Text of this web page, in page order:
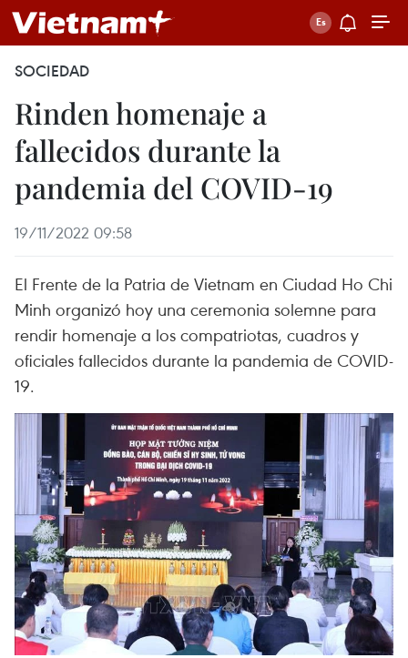
SOCIEDAD
Rinden homenaje a
fallecidos durante la
pandemia del COVID-19
19/11/2022 09:58
El Frente de la Patria de Vietnam en Ciudad Ho Chi
Minh organizó hoy una ceremonia solemne para
rendir homenaje a los compatriotas, cuadros y
oficiales fallecidos durante la pandemia de COVID-
19.